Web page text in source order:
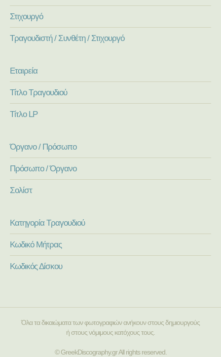
Στιχουργό
Τραγουδιστή / Συνθέτη / Στιχουργό
Εταιρεία
Τίτλο Τραγουδιού
Τίτλο LP
Όργανο / Πρόσωπο
Πρόσωπο / Όργανο
Σολίστ
Κατηγορία Τραγουδιού
Κωδικό Μήτρας
Κωδικός Δίσκου
Όλα τα δικαιώματα των φωτογραφιών ανήκουν στους δημιουργούς
ή στους νόμιμους κατόχους τους.
© GreekDiscography.gr All rights reserved.